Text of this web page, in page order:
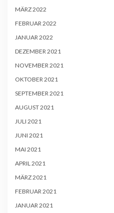
MÄRZ 2022
FEBRUAR 2022
JANUAR 2022
DEZEMBER 2021
NOVEMBER 2021
OKTOBER 2021
SEPTEMBER 2021
AUGUST 2021
JULI 2021
JUNI 2021
MAI 2021
APRIL 2021
MÄRZ 2021
FEBRUAR 2021
JANUAR 2021